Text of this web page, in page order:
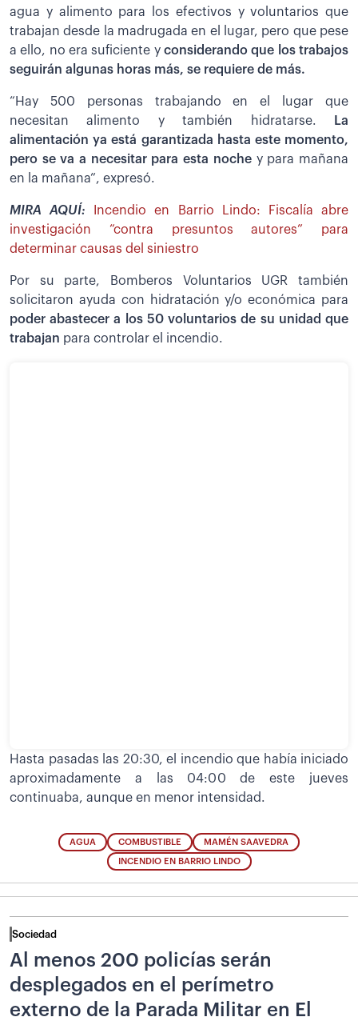
agua y alimento para los efectivos y voluntarios que
trabajan desde la madrugada en el lugar, pero que pese
a ello, no era suficiente y considerando que los trabajos
seguirán algunas horas más, se requiere de más.
“Hay 500 personas trabajando en el lugar que
necesitan alimento y también hidratarse.
La
alimentación ya está garantizada hasta este momento,
pero se va a necesitar para esta nochey para mañana
en la mañana”, expresó.
MIRA AQUÍ:
Incendio en Barrio Lindo: Fiscalía abre
investigación “contra presuntos autores” para
determinar causas del siniestro
Por su parte, Bomberos Voluntarios UGR también
solicitaron ayuda con hidratación y/o económica para
poder abastecer a los 50 voluntarios de su unidad que
trabajan para controlar el incendio.
Hasta pasadas las 20:30, el incendio que había iniciado
aproximadamente a las 04:00 de este jueves
continuaba, aunque en menor intensidad.
AGUA COMBUSTIBLE MAMÉN SAAVEDRA
INCENDIO EN BARRIO LINDO
Sociedad
Al menos 200 policías serán
desplegados en el perímetro
externo de la Parada Militar en El